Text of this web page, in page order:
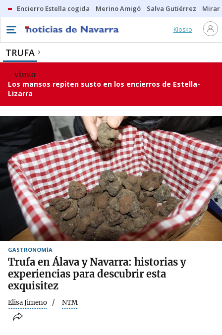
Encierro Estella cogida Merino Amigó Salva Gutiérrez Mirar
Kiosko
TRUFA
VÍDEO
Los mansos repiten susto en los encierros de Estella-
Lizarra
GASTRONOMÍA
Trufa en Álava y Navarra: historias y
experiencias para descubrir esta
exquisitez
Elisa Jimeno NTM